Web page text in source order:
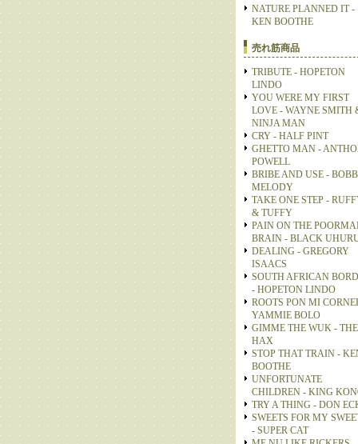
NATURE PLANNED IT -
KEN BOOTHE
売れ筋商品
TRIBUTE - HOPETON
LINDO
YOU WERE MY FIRST
LOVE - WAYNE SMITH
NINJA MAN
CRY - HALF PINT
GHETTO MAN -
POWELL
BRIBE AND USE -
MELODY
TAKE ONE STEP -
& TUFFY
PAIN ON THE
BRAIN - BLACK
DEALING - GREGORY
ISAACS
SOUTH AFRICAN
- HOPETON LINDO
ROOTS PON MI
YAMMIE BOLO
GIMME THE WUK - THE
HAX
STOP THAT TRAIN -
BOOTHE
UNFORTUNATE
CHILDREN - KING
TRY A THING - DON
SWEETS FOR MY
- SUPER CAT